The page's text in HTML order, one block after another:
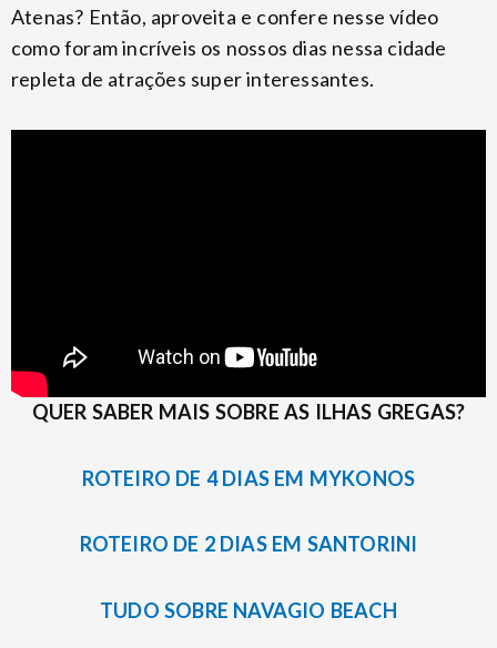
Atenas? Então, aproveita e confere nesse vídeo
como foram incríveis os nossos dias nessa cidade
repleta de atrações super interessantes.
QUER SABER MAIS SOBRE AS ILHAS GREGAS?
ROTEIRO DE 4 DIAS EM MYKONOS
ROTEIRO DE 2 DIAS EM SANTORINI
TUDO SOBRE NAVAGIO BEACH